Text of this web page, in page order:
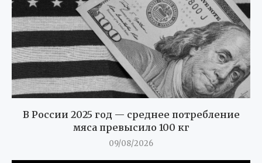
В России 2025 год — среднее потребление
мяса превысило 100 кг
09/08/2026